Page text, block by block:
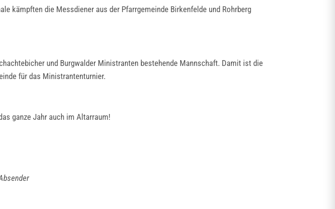
kämpften die Messdiener aus der Pfarrgemeinde Birkenfelde und Rohrberg
und Burgwalder Ministranten bestehende Mannschaft. Damit ist die
für das Ministrantenturnier.
ganze Jahr auch im Altarraum!